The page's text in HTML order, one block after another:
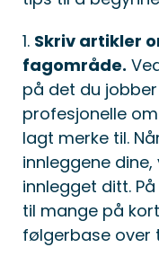
1. Skriv artikler
fagområde.
på det du
profesjonelle
lagt merke til.
innleggene
innlegget ditt.
til mange på
følgerbase over